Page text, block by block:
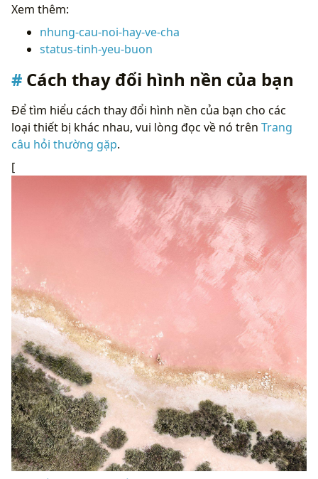
Xem thêm:
nhung-cau-noi-hay-ve-cha
status-tinh-yeu-buon
Cách thay đổi hình nền của bạn
Để tìm hiểu cách thay đổi hình nền của bạn cho các
loại thiết bị khác nhau, vui lòng đọc về nó trên Trang
câu hỏi thường gặp.
[